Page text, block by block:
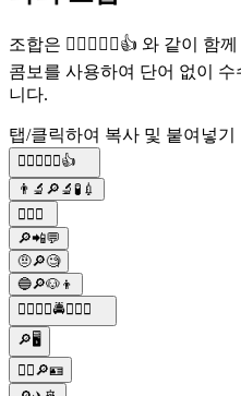
조합은 🕵️‍♂️💀🔎🔑👍 와 같이 함
콤보를 사용하여 단어 없이
니다.
탭/클릭하여 복사 및 붙여넣기
🕵️‍♂️💀🔎🔑👍
👨‍🔬🔎🔬🧪💉
🕵️‍♂️🔎
🔎📲💬
🤨🔎🧐
🔵🔎🐶👦
🕵‍♂🔎🚓🚔👮‍♂🚨
🔎🖥️
👮‍♀️🔎🪪